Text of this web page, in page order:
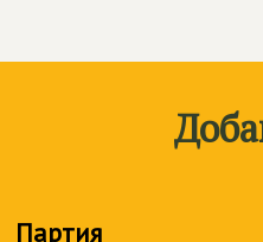
Партия